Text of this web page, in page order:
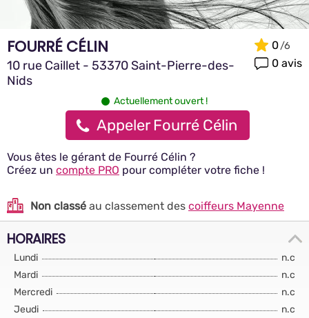
FOURRÉ CÉLIN
10 rue Caillet - 53370 Saint-Pierre-des-
Nids
0
0 avis
Actuellement ouvert !
Appeler Fourré Célin
Vous êtes le gérant de Fourré Célin ?
Créez un compte PRO pour compléter votre fiche !
Non classé au classement des coiffeurs Mayenne
HORAIRES
Lundi
n.c
Mardi
n.c
Mercredi
n.c
Jeudi
n.c